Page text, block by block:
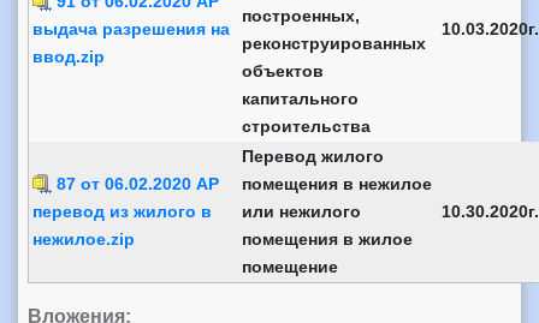
Вложения:
выдача разрешения на
ввод.zip
построенных,
реконструированных
объектов
капитального
строительства
10.03.2020г.
87 от 06.02.2020 АР
перевод из жилого в
нежилое.zip
Перевод жилого
помещения в нежилое
или нежилого
помещения в жилое
помещение
10.30.2020г.